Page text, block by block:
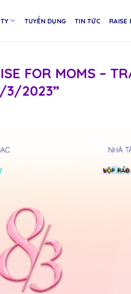
TUYỂN DỤNG TIN TỨC RAISE
FOR MOMS –
3/2023”